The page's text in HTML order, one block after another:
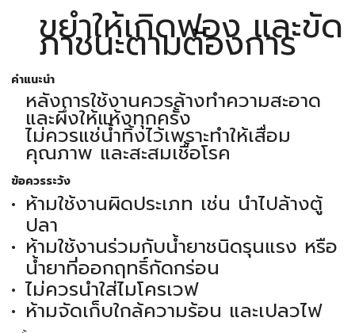
ขยำให้เกิดฟอง และขัด
ภาชนะตามต้องการ
คำแนะนำ
หลังการใช้งานควรล้างทำความสะอาด
และผึ่งให้แห้งทุกครั้ง
ไม่ควรแช่น้ำทิ้งไว้เพราะทำให้เสื่อม
คุณภาพ และสะสมเชื้อโรค
ข้อควรระวัง
ห้ามใช้งานผิดประเภท เช่น นำไปล้างตู้
ปลา
ห้ามใช้งานร่วมกับน้ำยาชนิดรุนแรง หรือ
น้ำยาที่ออกฤทธิ์กัดกร่อน
ไม่ควรนำใส่ไมโครเวฟ
ห้ามจัดเก็บใกล้ความร้อน และเปลวไฟ